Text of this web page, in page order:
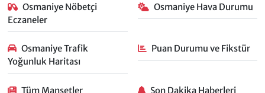
Osmaniye Nöbetçi
Eczaneler
Osmaniye Hava Durumu
Osmaniye Trafik
Yoğunluk Haritası
Puan Durumu ve Fikstür
Tüm Manşetler Son Dakika Haberleri